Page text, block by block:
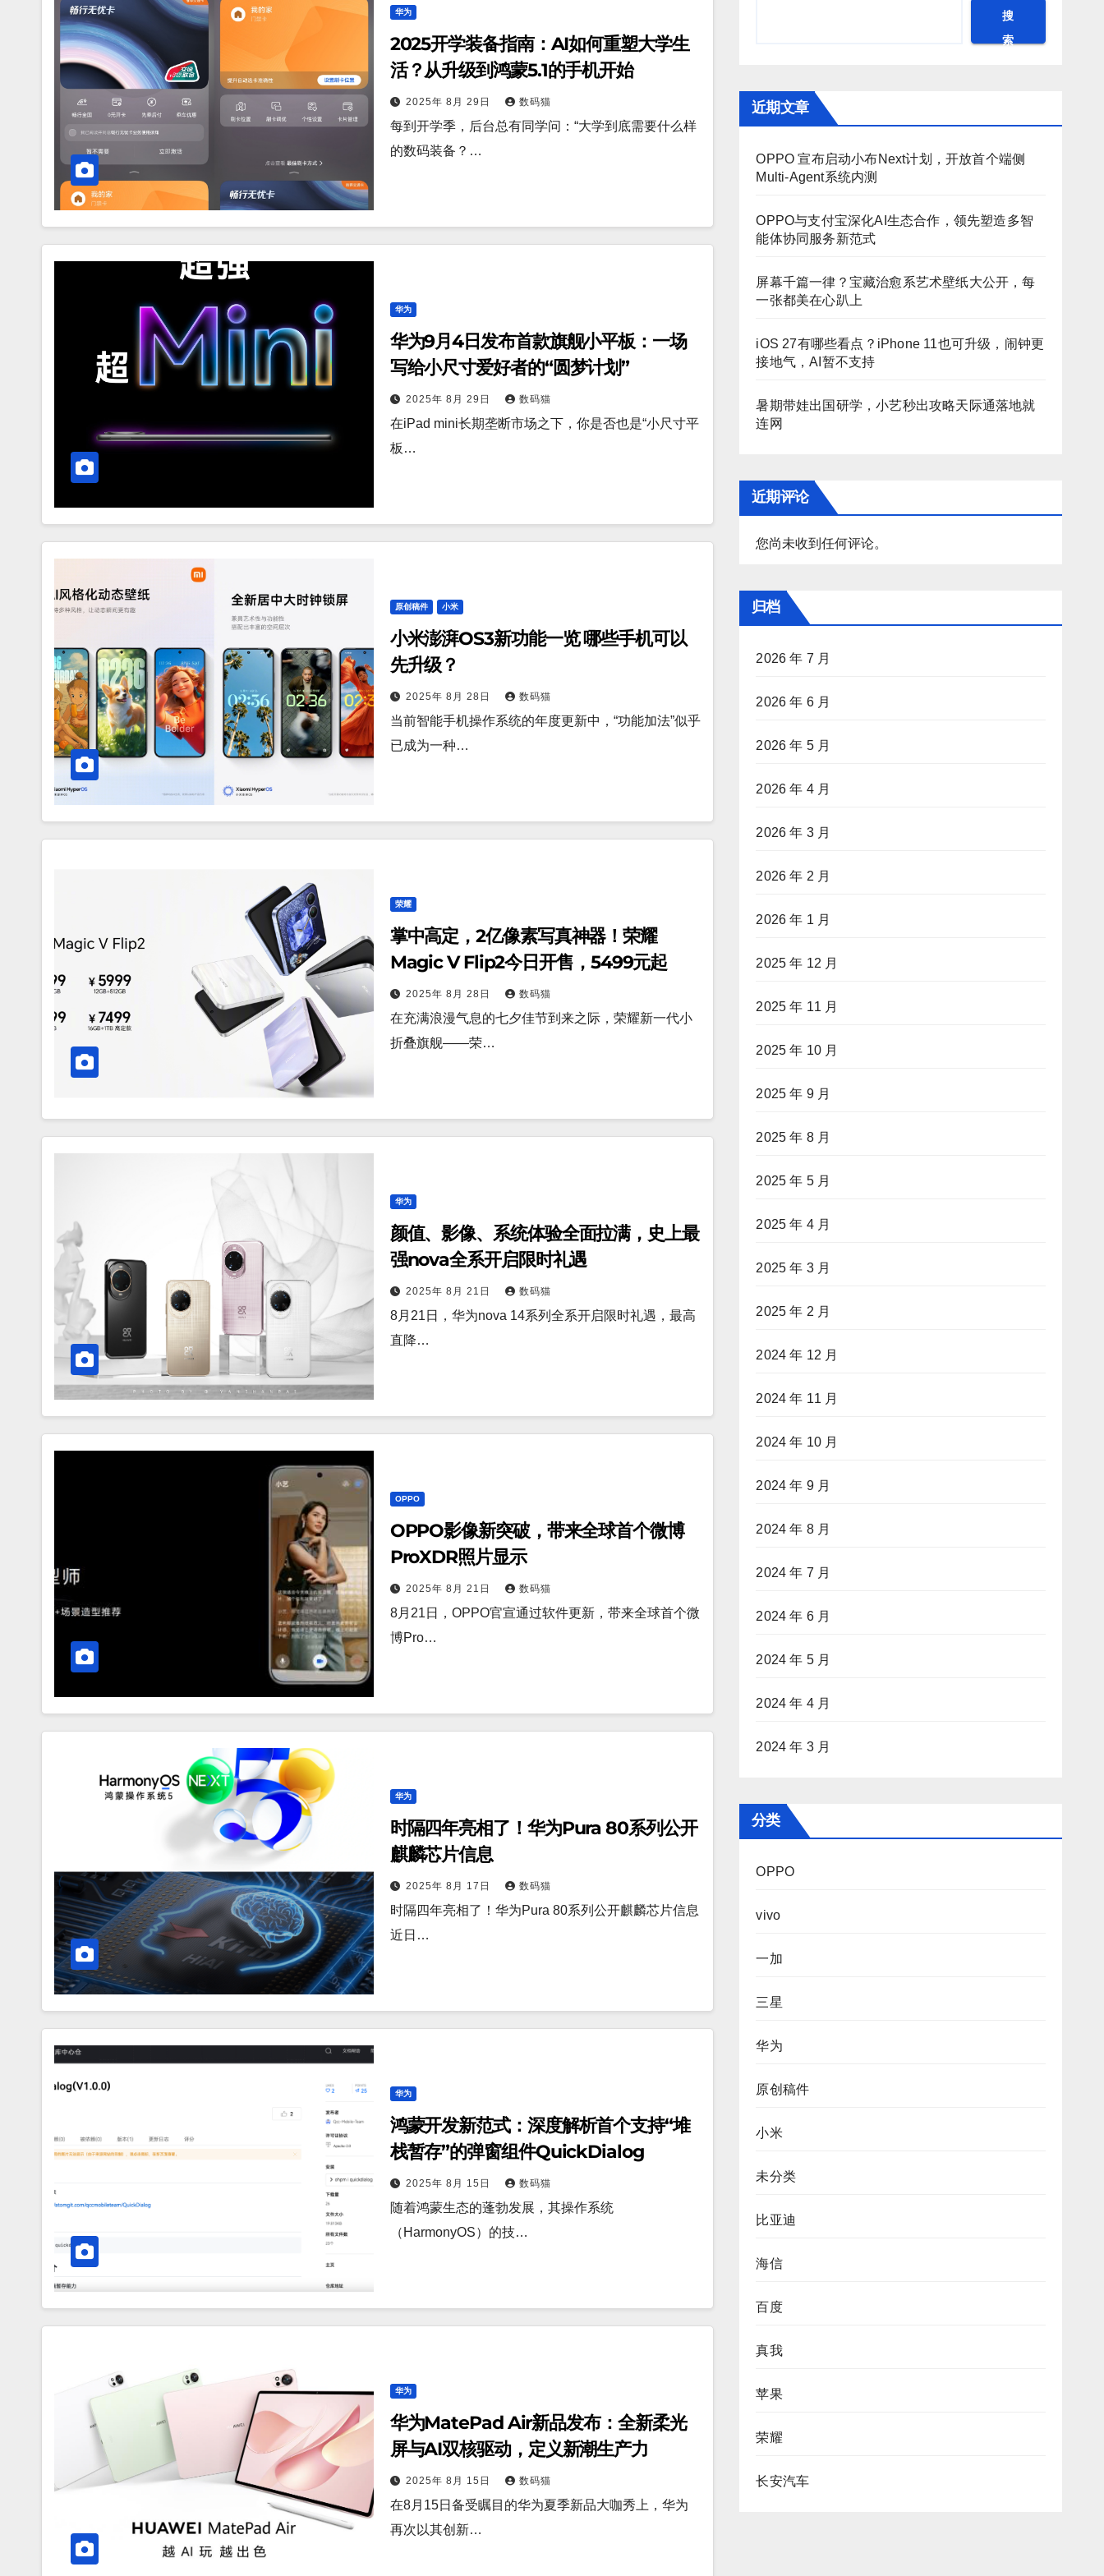
华为
2025开学装备指南：AI如何重塑大学生
活？从升级到鸿蒙5.1的手机开始
2025年 8月 29日 数码猫
每到开学季，后台总有同学问：“大学到底需要什么样
的数码装备？…
华为
华为9月4日发布首款旗舰小平板：一场
写给小尺寸爱好者的“圆梦计划”
2025年 8月 29日 数码猫
在iPad mini长期垄断市场之下，你是否也是“小尺寸平
板…
原创稿件 小米
小米澎湃OS3新功能一览 哪些手机可以
先升级？
2025年 8月 28日 数码猫
当前智能手机操作系统的年度更新中，“功能加法”似乎
已成为一种…
荣耀
掌中高定，2亿像素写真神器！荣耀
Magic V Flip2今日开售，5499元起
2025年 8月 28日 数码猫
在充满浪漫气息的七夕佳节到来之际，荣耀新一代小
折叠旗舰——荣…
华为
颜值、影像、系统体验全面拉满，史上最
强nova全系开启限时礼遇
2025年 8月 21日 数码猫
8月21日，华为nova 14系列全系开启限时礼遇，最高
直降…
OPPO
OPPO影像新突破，带来全球首个微博
ProXDR照片显示
2025年 8月 21日 数码猫
8月21日，OPPO官宣通过软件更新，带来全球首个微
博Pro…
华为
时隔四年亮相了！华为Pura 80系列公开
麒麟芯片信息
2025年 8月 17日 数码猫
时隔四年亮相了！华为Pura 80系列公开麒麟芯片信息
近日…
华为
鸿蒙开发新范式：深度解析首个支持“堆
栈暂存”的弹窗组件QuickDialog
2025年 8月 15日 数码猫
随着鸿蒙生态的蓬勃发展，其操作系统
（HarmonyOS）的技…
华为
华为MatePad Air新品发布：全新柔光
屏与AI双核驱动，定义新潮生产力
2025年 8月 15日 数码猫
在8月15日备受瞩目的华为夏季新品大咖秀上，华为
再次以其创新…
搜
索
近期文章
OPPO 宣布启动小布Next计划，开放首个端侧
Multi-Agent系统内测
OPPO与支付宝深化AI生态合作，领先塑造多智
能体协同服务新范式
屏幕千篇一律？宝藏治愈系艺术壁纸大公开，每
一张都美在心趴上
iOS 27有哪些看点？iPhone 11也可升级，闹钟更
接地气，AI暂不支持
暑期带娃出国研学，小艺秒出攻略天际通落地就
连网
近期评论
您尚未收到任何评论。
归档
2026 年 7 月
2026 年 6 月
2026 年 5 月
2026 年 4 月
2026 年 3 月
2026 年 2 月
2026 年 1 月
2025 年 12 月
2025 年 11 月
2025 年 10 月
2025 年 9 月
2025 年 8 月
2025 年 5 月
2025 年 4 月
2025 年 3 月
2025 年 2 月
2024 年 12 月
2024 年 11 月
2024 年 10 月
2024 年 9 月
2024 年 8 月
2024 年 7 月
2024 年 6 月
2024 年 5 月
2024 年 4 月
2024 年 3 月
分类
OPPO
vivo
一加
三星
华为
原创稿件
小米
未分类
比亚迪
海信
百度
真我
苹果
荣耀
长安汽车